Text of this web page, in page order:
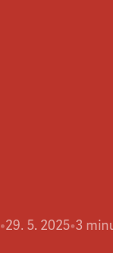
•29. 5. 2025•3